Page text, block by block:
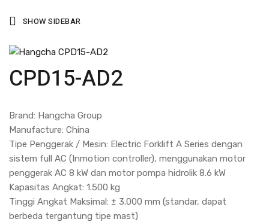
SHOW SIDEBAR
CPD15-AD2
Brand: Hangcha Group
Manufacture: China
Tipe Penggerak / Mesin: Electric Forklift A Series dengan
sistem full AC (Inmotion controller), menggunakan motor
penggerak AC 8 kW dan motor pompa hidrolik 8.6 kW
Kapasitas Angkat: 1.500 kg
Tinggi Angkat Maksimal: ± 3.000 mm (standar, dapat
berbeda tergantung tipe mast)